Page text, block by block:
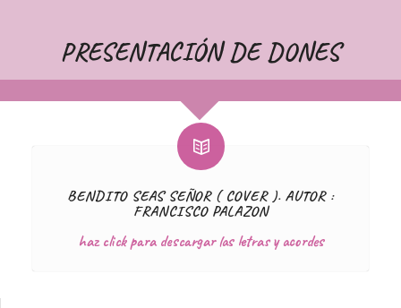
PRESENTACIÓN DE DONES
BENDITO SEAS SEÑOR ( COVER ). AUTOR :
FRANCISCO PALAZON
haz click para descargar las letras y acordes